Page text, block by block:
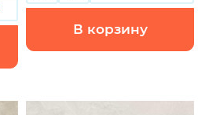
В корзину